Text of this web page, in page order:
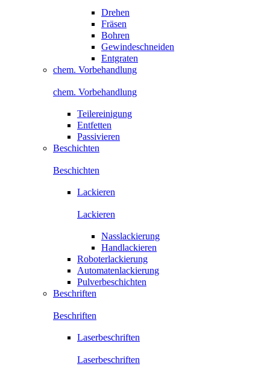
Drehen
Fräsen
Bohren
Gewindeschneiden
Entgraten
chem. Vorbehandlung
chem. Vorbehandlung
Teilereinigung
Entfetten
Passivieren
Beschichten
Beschichten
Lackieren
Lackieren
Nasslackierung
Handlackieren
Roboterlackierung
Automatenlackierung
Pulverbeschichten
Beschriften
Beschriften
Laserbeschriften
Laserbeschriften